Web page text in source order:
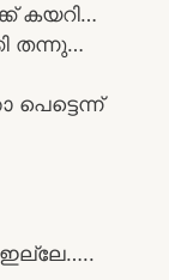
കയറി…
തന്നു…
പെട്ടെന്ന്